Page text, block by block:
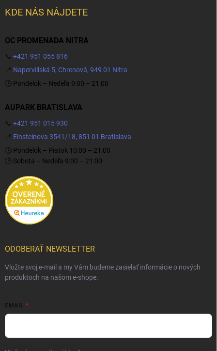
KDE NÁS NÁJDETE
OC PROMENADA NITRA
📞 +421 951 055 816
📍 Napervillská 5, Chrenová, 949 01 Nitra
🕒 Pondelok – Nedeľa 9:00 – 21:00
AUPARK BRATISLAVA
📞 +421 951 015 930
📍 Einsteinova 3541/18, 851 01 Bratislava
🕒 Pondelok – Piatok 10:00 – 21:00
🕒 Sobota – Nedeľa 9:00 – 21:00
ODOBERAŤ NEWSLETTER
Vložte svoj e-mail a my Vám budeme zasielať informácie o nových
produktoch na našom e-shope.
EMAIL